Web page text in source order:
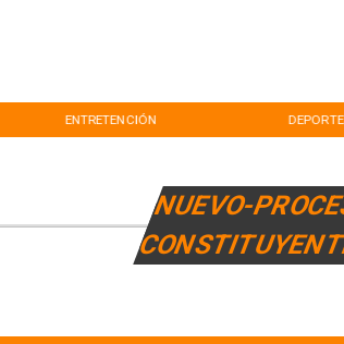
ENTRETENCIÓN
NUEVO-